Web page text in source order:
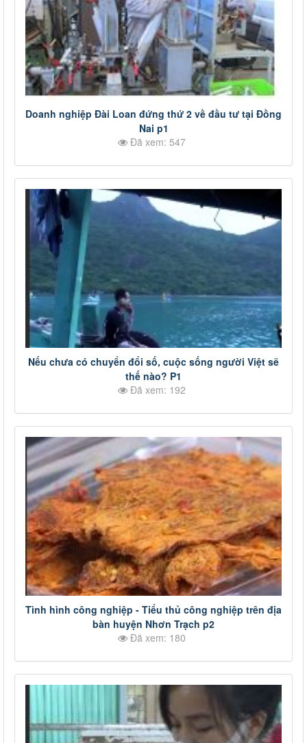
Doanh nghiệp Đài Loan đứng thứ 2 về đầu tư tại Đồng
Nai p1
Đã xem: 547
Nếu chưa có chuyển đổi số, cuộc sống người Việt sẽ
thế nào? P1
Đã xem: 192
Tình hình công nghiệp - Tiểu thủ công nghiệp trên địa
bàn huyện Nhơn Trạch p2
Đã xem: 180